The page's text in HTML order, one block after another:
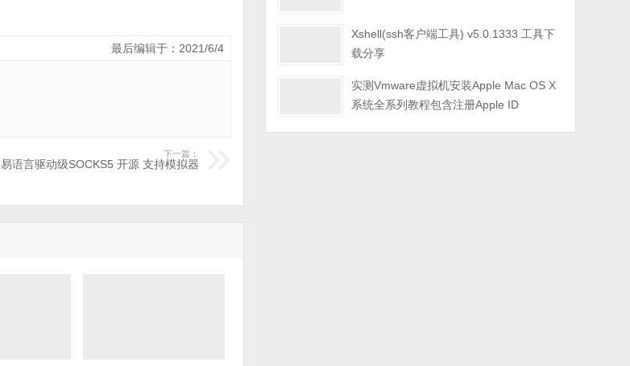
最后编辑于：2021/6/4
下一篇：
易语言驱动级SOCKS5 开源 支持模拟器
Xshell(ssh客户端工具) v5.0.1333 工具下
载分享
实测Vmware虚拟机安装Apple Mac OS X
系统全系列教程包含注册Apple ID